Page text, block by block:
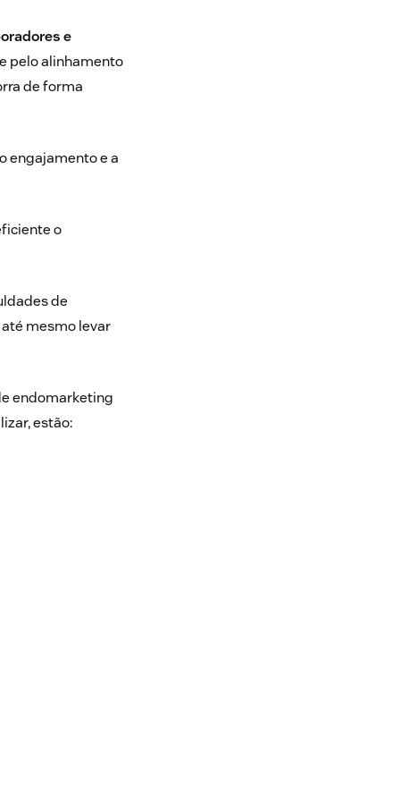
e
pelo alinhamento
de forma
engajamento e a
o
de
mesmo levar
endomarketing
estão: